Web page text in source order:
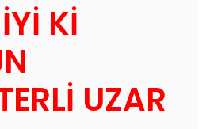
Kİ
UZAR